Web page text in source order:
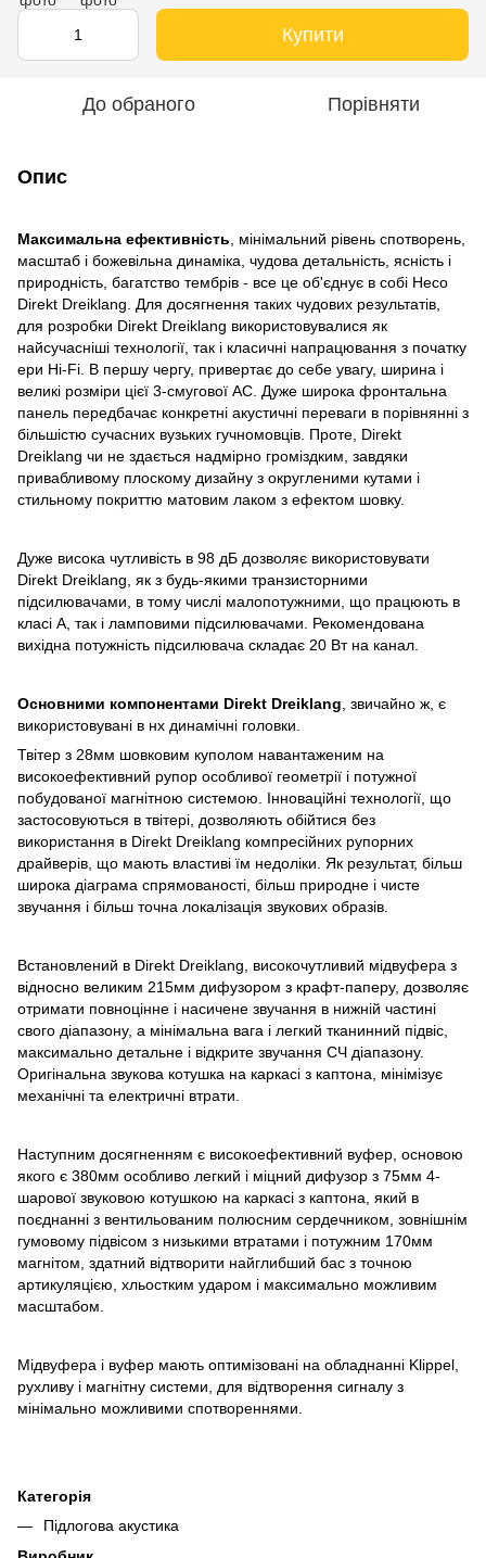
Купити
До обраного Порівняти
Опис
Максимальна ефективність , мінімальний рівень спотворень,
масштаб і божевільна динаміка, чудова детальність, ясність і
природність, багатство тембрів - все це об'єднує в собі Heco
Direkt Dreiklang. Для досягнення таких чудових результатів,
для розробки Direkt Dreiklang використовувалися як
найсучасніші технології, так і класичні напрацювання з початку
ери Hi-Fi. В першу чергу, привертає до себе увагу, ширина і
великі розміри цієї 3-смугової АС. Дуже широка фронтальна
панель передбачає конкретні акустичні переваги в порівнянні з
більшістю сучасних вузьких гучномовців. Проте, Direkt
Dreiklang чи не здається надмірно громіздким, завдяки
привабливому плоскому дизайну з округленими кутами і
стильному покриттю матовим лаком з ефектом шовку.
Дуже висока чутливість в 98 дБ дозволяє використовувати
Direkt Dreiklang, як з будь-якими транзисторними
підсилювачами, в тому числі малопотужними, що працюють в
класі А, так і ламповими підсилювачами. Рекомендована
вихідна потужність підсилювача складає 20 Вт на канал.
Основними компонентами Direkt Dreiklang , звичайно ж, є
використовувані в нх динамічні головки.
Твітер з 28мм шовковим куполом навантаженим на
високоефективний рупор особливої ​​геометрії і потужної
побудованої магнітною системою. Інноваційні технології, що
застосовуються в твітері, дозволяють обійтися без
використання в Direkt Dreiklang компресійних рупорних
драйверів, що мають властиві їм недоліки. Як результат, більш
широка діаграма спрямованості, більш природне і чисте
звучання і більш точна локалізація звукових образів.
Встановлений в Direkt Dreiklang, високочутливий мідвуфера з
відносно великим 215мм дифузором з крафт-паперу, дозволяє
отримати повноцінне і насичене звучання в нижній частині
свого діапазону, а мінімальна вага і легкий тканинний підвіс,
максимально детальне і відкрите звучання СЧ діапазону.
Оригінальна звукова котушка на каркасі з каптона, мінімізує
механічні та електричні втрати.
Наступним досягненням є високоефективний вуфер, основою
якого є 380мм особливо легкий і міцний дифузор з 75мм 4-
шарової звуковою котушкою на каркасі з каптона, який в
поєднанні з вентильованим полюсним сердечником, зовнішнім
гумовому підвісом з низькими втратами і потужним 170мм
магнітом, здатний відтворити найглибший бас з точною
артикуляцією, хльостким ударом і максимально можливим
масштабом.
Мідвуфера і вуфер мають оптимізовані на обладнанні Klippel,
рухливу і магнітну системи, для відтворення сигналу з
мінімально можливими спотвореннями.
Категорія
Підлогова акустика